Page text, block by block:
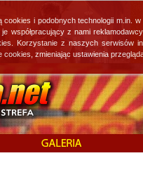
i podobnych technologii
współpracujący z nami
Korzystanie z naszych
zmieniając ustawienia